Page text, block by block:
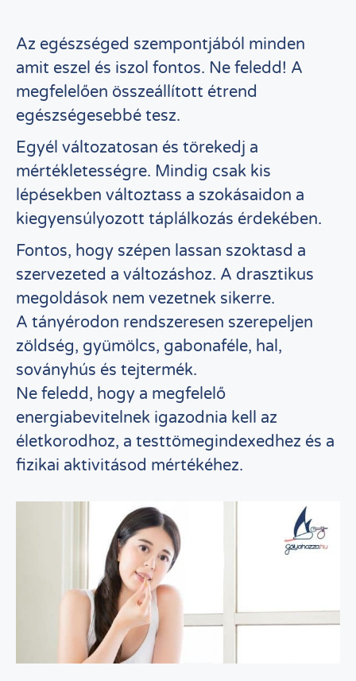
Az egészséged szempontjából minden
amit eszel és iszol fontos. Ne feledd! A
megfelelően összeállított étrend
egészségesebbé tesz.
Egyél változatosan és törekedj a
mértékletességre. Mindig csak kis
lépésekben változtass a szokásaidon a
kiegyensúlyozott táplálkozás érdekében.
Fontos, hogy szépen lassan szoktasd a
szervezeted a változáshoz. A drasztikus
megoldások nem vezetnek sikerre.
A tányérodon rendszeresen szerepeljen
zöldség, gyümölcs, gabonaféle, hal,
soványhús és tejtermék.
Ne feledd, hogy a megfelelő
energiabevitelnek igazodnia kell az
életkorodhoz, a testtömegindexedhez és a
fizikai aktivitásod mértékéhez.